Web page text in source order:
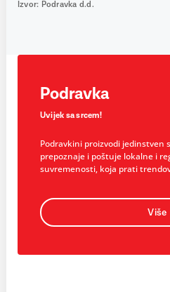
Izvor: Podravka d.d.
Podravka
Uvijek sa srcem!
Podravkini proizvodi jedinstven
prepoznaje i poštuje lokalne i
suvremenosti, koja prati
Više